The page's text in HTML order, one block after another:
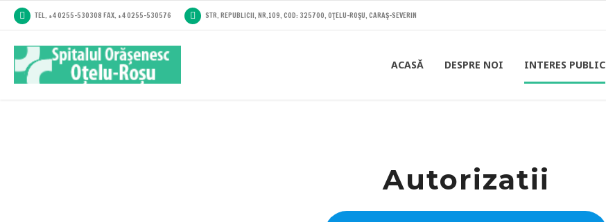
TEL. +4 0255-530308 FAX. +4 0255-530576 STR. REPUBLICII, NR.109, COD: 325700, OŢELU-ROŞU, CARAŞ-SEVERIN
ACASĂ DESPRE NOI INTERES PUBLIC
Autorizatii